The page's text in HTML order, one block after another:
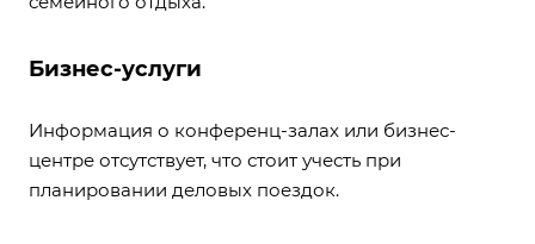
Бизнес-услуги
Информация о конференц-залах или бизнес-
центре отсутствует, что стоит учесть при
планировании деловых поездок.